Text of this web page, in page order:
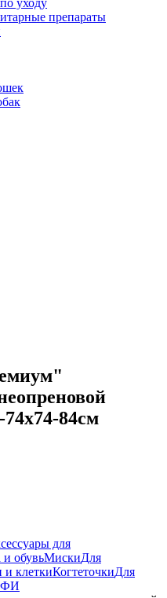
уходу
препараты
84см
для
обувьМискиДля
и клеткиКогтеточкиДля